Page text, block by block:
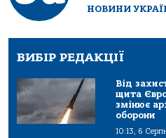
НОВИНИ
ВИБІР РЕДАКЦІЇ
Від
щита
змінює
оборони
10:13, 6